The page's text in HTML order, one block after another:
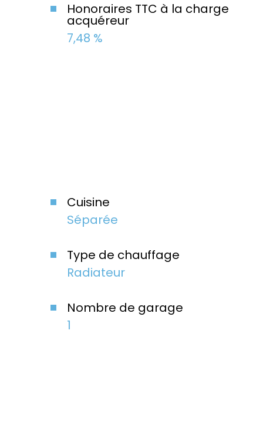
Honoraires TTC à la charge
acquéreur
7,48 %
Cuisine
Séparée
Type de chauffage
Radiateur
Nombre de garage
1